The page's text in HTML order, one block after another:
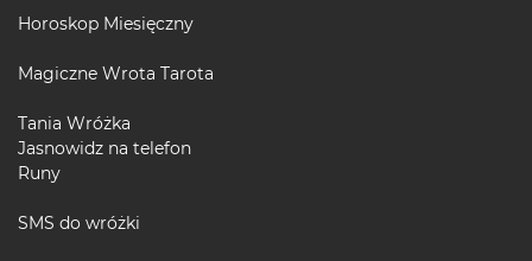
Horoskop Miesięczny
Magiczne Wrota Tarota
Tania Wróżka
Jasnowidz na telefon
Runy
SMS do wróżki